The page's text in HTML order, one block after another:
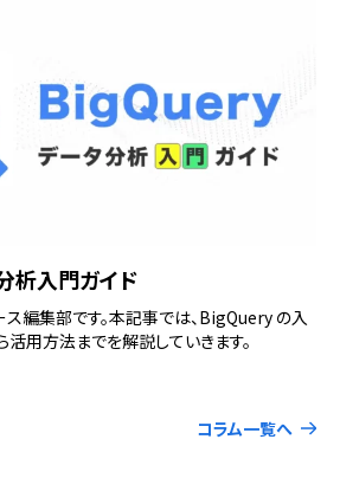
析入門ガイド
ス編集部です。本記事では、BigQuery の入
活用方法までを解説していきます。
コラム一覧へ